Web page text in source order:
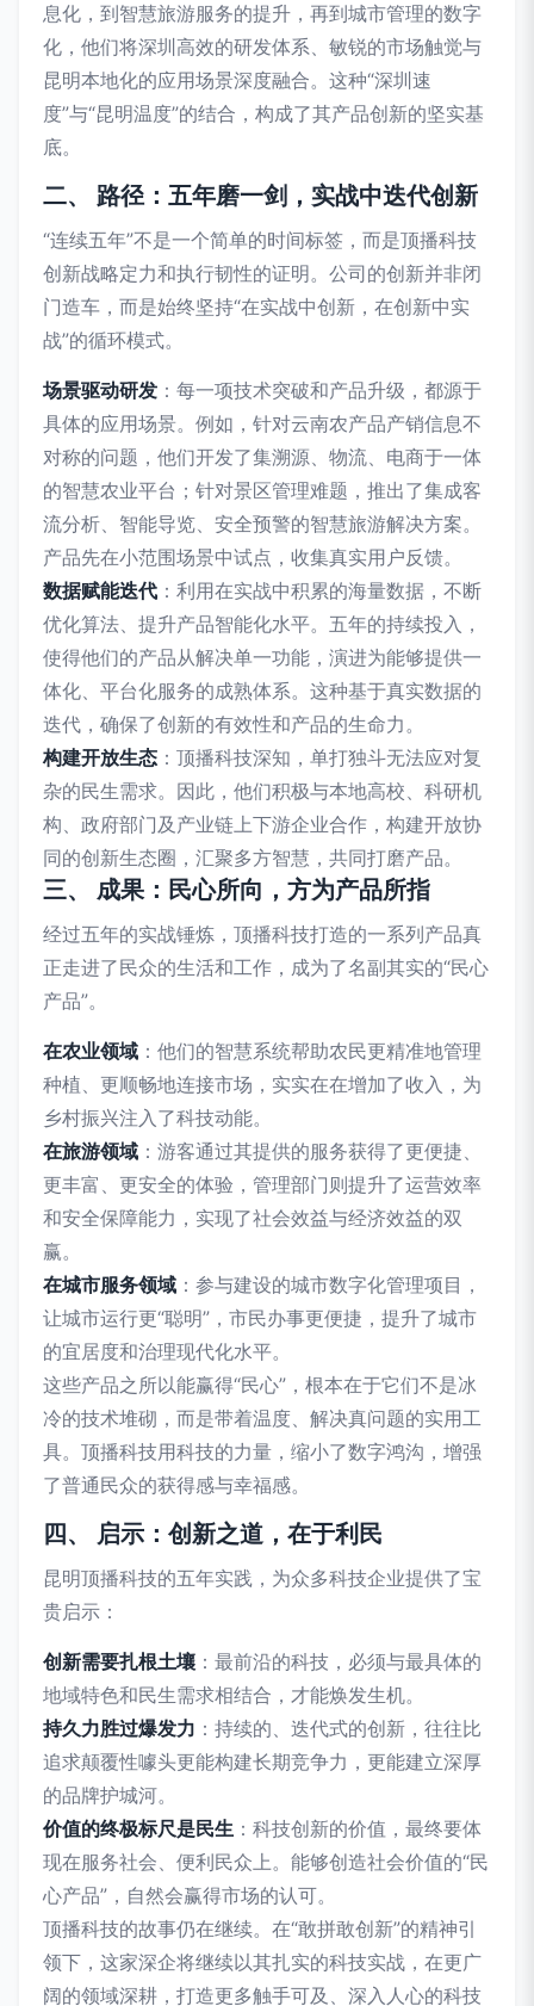
息化，到智慧旅游服务的提升，再到城市管理的数字
化，他们将深圳高效的研发体系、敏锐的市场触觉与
昆明本地化的应用场景深度融合。这种“深圳速
度”与“昆明温度”的结合，构成了其产品创新的坚实基
底。
二、 路径：五年磨一剑，实战中迭代创新
“连续五年”不是一个简单的时间标签，而是顶播科技
创新战略定力和执行韧性的证明。公司的创新并非闭
门造车，而是始终坚持“在实战中创新，在创新中实
战”的循环模式。
场景驱动研发 ：每一项技术突破和产品升级，都源于
具体的应用场景。例如，针对云南农产品产销信息不
对称的问题，他们开发了集溯源、物流、电商于一体
的智慧农业平台；针对景区管理难题，推出了集成客
流分析、智能导览、安全预警的智慧旅游解决方案。
产品先在小范围场景中试点，收集真实用户反馈。
数据赋能迭代 ：利用在实战中积累的海量数据，不断
优化算法、提升产品智能化水平。五年的持续投入，
使得他们的产品从解决单一功能，演进为能够提供一
体化、平台化服务的成熟体系。这种基于真实数据的
迭代，确保了创新的有效性和产品的生命力。
构建开放生态 ：顶播科技深知，单打独斗无法应对复
杂的民生需求。因此，他们积极与本地高校、科研机
构、政府部门及产业链上下游企业合作，构建开放协
同的创新生态圈，汇聚多方智慧，共同打磨产品。
三、 成果：民心所向，方为产品所指
经过五年的实战锤炼，顶播科技打造的一系列产品真
正走进了民众的生活和工作，成为了名副其实的“民心
产品”。
在农业领域 ：他们的智慧系统帮助农民更精准地管理
种植、更顺畅地连接市场，实实在在增加了收入，为
乡村振兴注入了科技动能。
在旅游领域 ：游客通过其提供的服务获得了更便捷、
更丰富、更安全的体验，管理部门则提升了运营效率
和安全保障能力，实现了社会效益与经济效益的双
赢。
在城市服务领域 ：参与建设的城市数字化管理项目，
让城市运行更“聪明”，市民办事更便捷，提升了城市
的宜居度和治理现代化水平。
这些产品之所以能赢得“民心”，根本在于它们不是冰
冷的技术堆砌，而是带着温度、解决真问题的实用工
具。顶播科技用科技的力量，缩小了数字鸿沟，增强
了普通民众的获得感与幸福感。
四、 启示：创新之道，在于利民
昆明顶播科技的五年实践，为众多科技企业提供了宝
贵启示：
创新需要扎根土壤 ：最前沿的科技，必须与最具体的
地域特色和民生需求相结合，才能焕发生机。
持久力胜过爆发力 ：持续的、迭代式的创新，往往比
追求颠覆性噱头更能构建长期竞争力，更能建立深厚
的品牌护城河。
价值的终极标尺是民生 ：科技创新的价值，最终要体
现在服务社会、便利民众上。能够创造社会价值的“民
心产品”，自然会赢得市场的认可。
顶播科技的故事仍在继续。在“敢拼敢创新”的精神引
领下，这家深企将继续以其扎实的科技实战，在更广
阔的领域深耕，打造更多触手可及、深入人心的科技